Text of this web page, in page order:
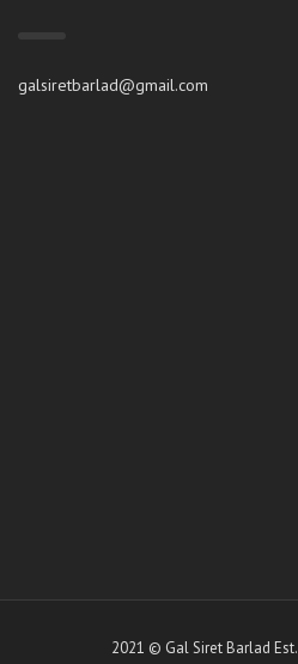
galsiretbarlad@gmail.com
2021 © Gal Siret Barlad Est.